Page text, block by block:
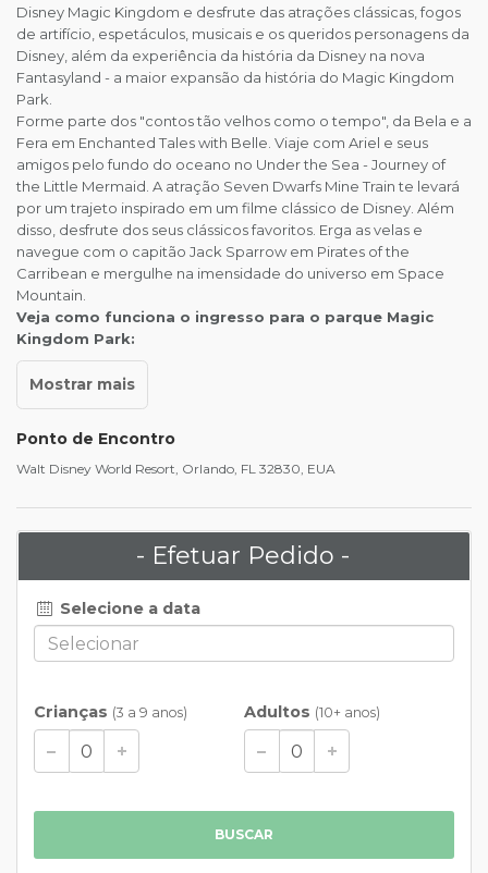
Disney Magic Kingdom e desfrute das atrações clássicas, fogos
de artifício, espetáculos, musicais e os queridos personagens da
Disney, além da experiência da história da Disney na nova
Fantasyland - a maior expansão da história do Magic Kingdom
Park.
Forme parte dos "contos tão velhos como o tempo", da Bela e a
Fera em Enchanted Tales with Belle. Viaje com Ariel e seus
amigos pelo fundo do oceano no Under the Sea - Journey of
the Little Mermaid. A atração Seven Dwarfs Mine Train te levará
por um trajeto inspirado em um filme clássico de Disney. Além
disso, desfrute dos seus clássicos favoritos. Erga as velas e
navegue com o capitão Jack Sparrow em Pirates of the
Carribean e mergulhe na imensidade do universo em Space
Mountain.
Veja como funciona o ingresso para o parque Magic
Kingdom Park:
Ponto de Encontro
Walt Disney World Resort, Orlando, FL 32830, EUA
- Efetuar Pedido -
Selecione a data
Crianças (3 a 9 anos) Adultos (10+ anos)
BUSCAR